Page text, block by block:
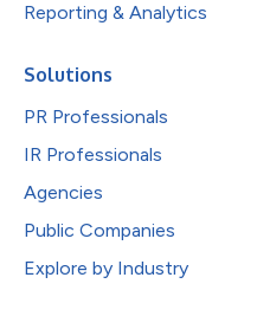
Reporting & Analytics
Solutions
PR Professionals
IR Professionals
Agencies
Public Companies
Explore by Industry